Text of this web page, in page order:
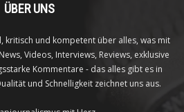
ÜBER UNS
kritisch und kompetent über alles, was mit
Videos, Interviews, Reviews, exklusive
Kommentare - das alles gibt es in
und Schnelligkeit zeichnet uns aus.